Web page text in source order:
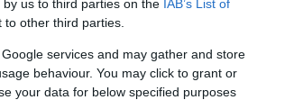
us to third parties on the IAB’s List of
other third parties.
services and may gather and store
behaviour. You may click to grant or
your data for below specified purposes
Hagyományosan
közönség. Göttinger
el A Színészet Képes
Mit ne öntsünk a
ami dugulást okozhat
A mosogató és a
tűnhet, amikor